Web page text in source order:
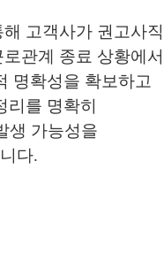
고객사가 권고사직
관계 종료 상황에서
명확성을 확보하고
리를 명확히
생 가능성을
다.